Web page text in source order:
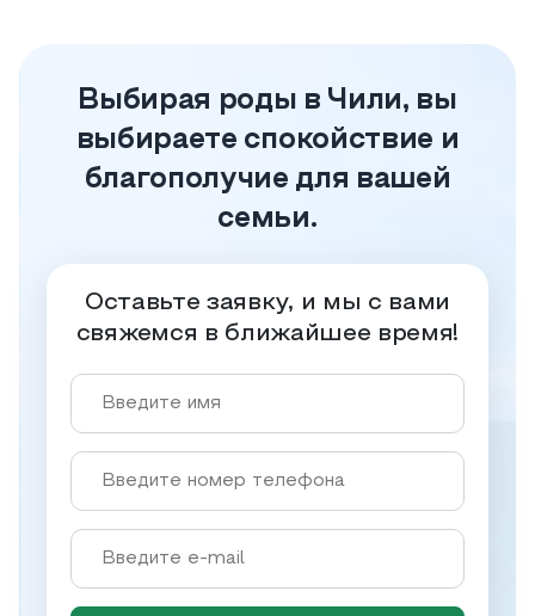
Выбирая роды в Чили, вы
выбираете спокойствие и
благополучие для вашей
семьи.
Оставьте заявку, и мы с вами
свяжемся в ближайшее время!